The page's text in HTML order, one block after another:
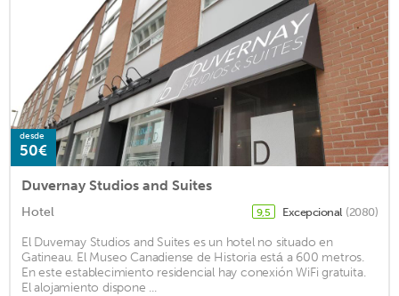
desde
50€
Duvernay Studios and Suites
Hotel 9,5 Excepcional (2080)
El Duvernay Studios and Suites es un hotel no situado en
Gatineau. El Museo Canadiense de Historia está a 600 metros.
En este establecimiento residencial hay conexión WiFi gratuita.
El alojamiento dispone ...